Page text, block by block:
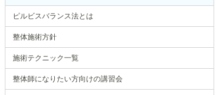
ピルビスバランス法とは
整体施術方針
施術テクニック一覧
整体師になりたい方向けの講習会